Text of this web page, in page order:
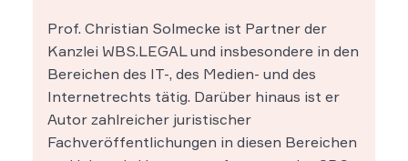
Prof. Christian Solmecke ist Partner der
Kanzlei WBS.LEGAL und insbesondere in den
Bereichen des IT-, des Medien- und des
Internetrechts tätig. Darüber hinaus ist er
Autor zahlreicher juristischer
Fachveröffentlichungen in diesen Bereichen